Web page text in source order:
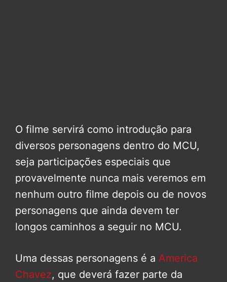
O filme servirá como introdução para
diversos personagens dentro do MCU,
seja participações especiais que
provavelmente nunca mais veremos em
nenhum outro filme depois ou de novos
personagens que ainda devem ter
longos caminhos a seguir no MCU.
Uma dessas personagens é a America
Chavez, que deverá fazer parte da